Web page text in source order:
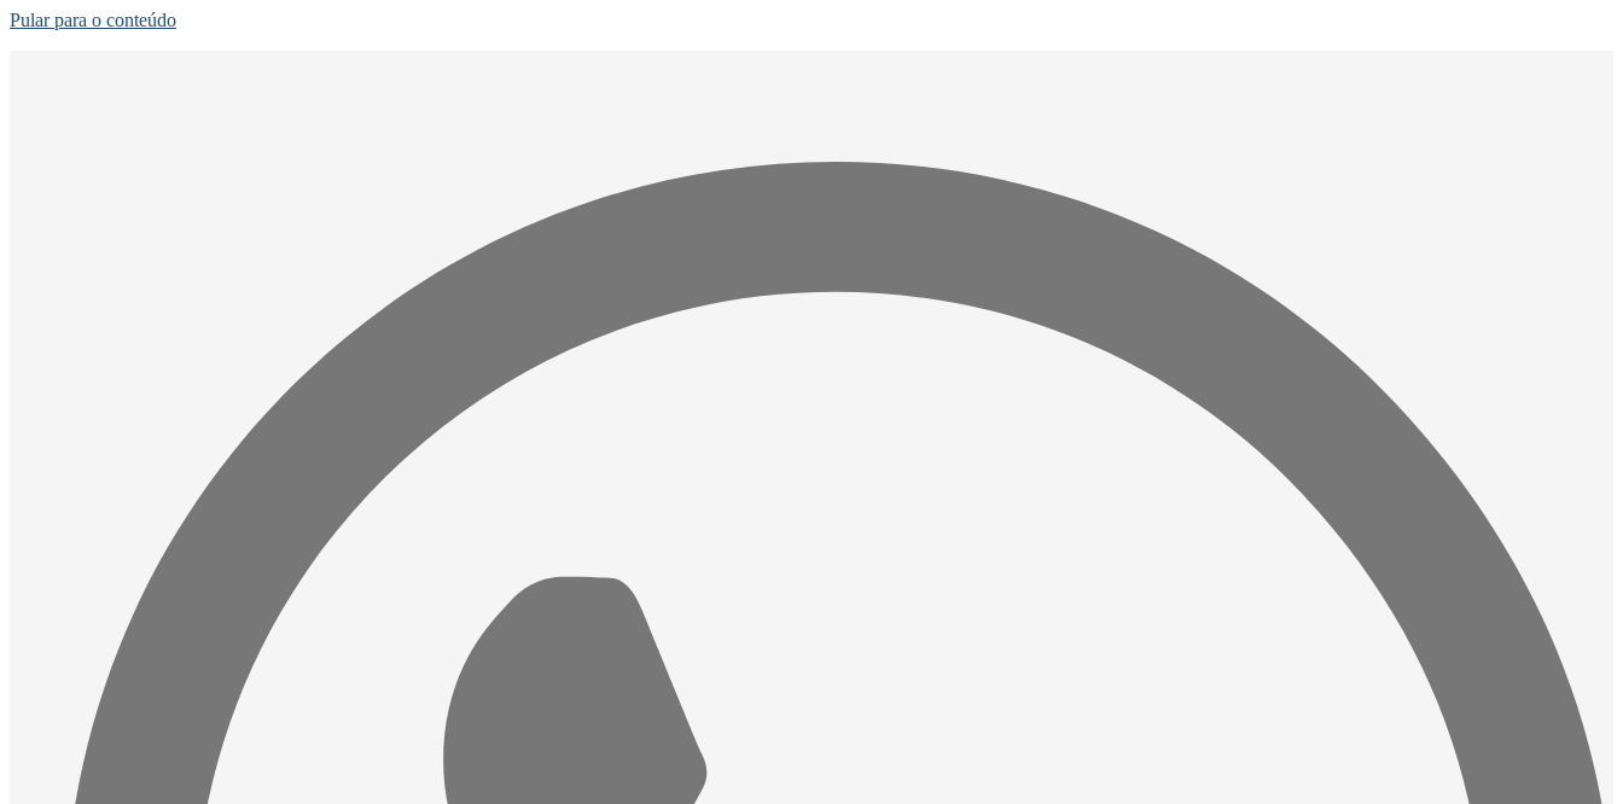
Pular para o conteúdo